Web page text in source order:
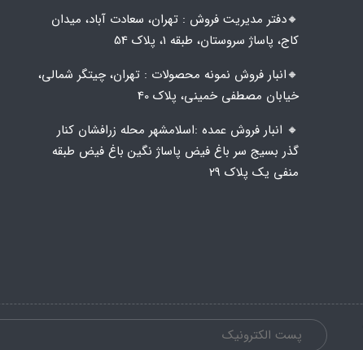
🔸️​​دفتر مدیریت فروش : تهران، سعادت آباد، میدان
کاج، پاساژ سروستان، طبقه 1، پلاک 54
🔸️​​انبار فروش نمونه محصولات : تهران، چیتگر شمالی،
خیابان مصطفی خمینی، پلاک 40
🔸️ انبار فروش عمده :اسلامشهر محله زرافشان کنار
گذر بسیج سر باغ فیض پاساژ نگین باغ فیض طبقه
منفی یک پلاک ۲۹